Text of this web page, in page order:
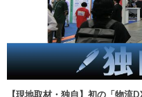
【現地取材・独自】初の「物流